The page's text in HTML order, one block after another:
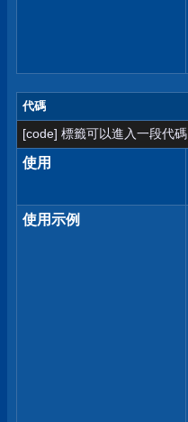
代碼
[code] 標籤可以進入一段代碼.
使用
使用示例